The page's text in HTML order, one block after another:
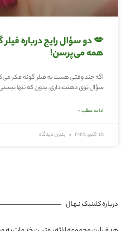
💋 دو سؤال رایج درباره
همه می‌پرسن!
اگه چند وقتی هست به فیلر گونه فکر
سؤال توی ذهنت داری، بدون که تنها
ادامه مطلب »
15 اکتبر, 2025 بدون دیدگاه
درباره کلینیک نـهـال